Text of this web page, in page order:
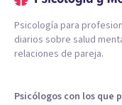
Psicología para
diarios sobre salud
relaciones de pareja.
Psicólogos con los que